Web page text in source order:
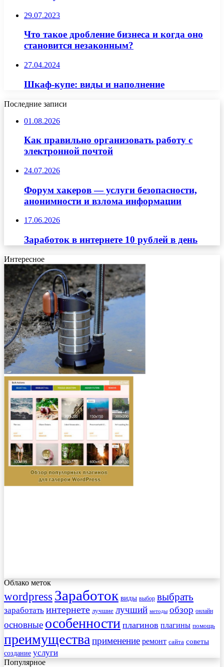
29.07.2023
Что такое дробление бизнеса и когда оно
становится незаконным?
27.04.2024
Шкаф-купе: виды и наполнение
Последние записи
01.08.2026
Как правильно организовать работу с
электронной почтой
24.07.2026
Форум хакеров — услуги безопасности,
анонимности и взлома информации
17.06.2026
Заработок в интернете 10 рублей в день
Интересное
Облако меток
wordpress Заработок виды выбор выбрать
заработать интернете лучшие лучший методы обзор онлайн
основные особенности плагинов плагины помощь
преимущества применение ремонт сайта советы
создание услуги
Популярное